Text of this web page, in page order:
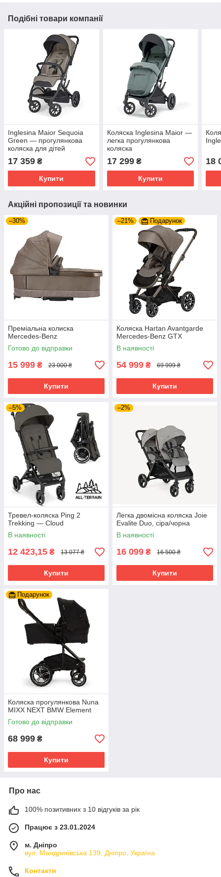
Подібні товари компанії
Inglesina Maior Sequoia
Green — прогулянкова
коляска для дітей
17 359 ₴
Купити
Коляска Inglesina Maior —
легка прогулянкова
коляска
17 299₴
Купити
18
Акційні пропозиції та новинки
–30%
Преміальна колиска
Mercedes-Benz
Готово до відправки
15 999 ₴ 23 000 ₴
Купити
–21% Подарунок
Коляска Hartan Avantgarde
Mercedes-Benz GTX
В наявності
54 999 ₴ 69 999 ₴
Купити
–5%
Тревел-коляска Ping 2
Trekking — Cloud
В наявності
12 423,15 ₴ 13 077 ₴
Купити
–2%
Легка двомісна коляска Joie
Evalite Duo, сіра/чорна
В наявності
16 099 ₴ 16 500 ₴
Купити
Подарунок
Коляска прогулянкова Nuna
MIXX NEXT BMW Element
Готово до відправки
68 999 ₴
Купити
Про нас
100% позитивних з 10 відгуків за рік
Працює з 23.01.2024
м. Дніпро
вул. Мандриківська 139, Дніпро, Україна
Контакти